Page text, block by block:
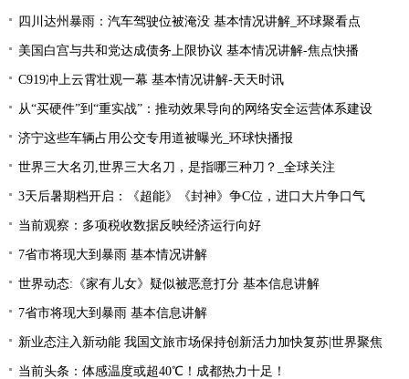
四川达州暴雨：汽车驾驶位被淹没 基本情况讲解_环球聚看点
美国白宫与共和党达成债务上限协议 基本情况讲解-焦点快播
C919冲上云霄壮观一幕 基本情况讲解-天天时讯
从“买硬件”到“重实战”：推动效果导向的网络安全运营体系建设
济宁这些车辆占用公交专用道被曝光_环球快播报
世界三大名刃,世界三大名刀，是指哪三种刀？_全球关注
3天后暑期档开启：《超能》《封神》争C位，进口大片争口气
当前观察：多项税收数据反映经济运行向好
7省市将现大到暴雨 基本情况讲解
世界动态:《家有儿女》疑似被恶意打分 基本信息讲解
7省市将现大到暴雨 基本信息讲解
新业态注入新动能 我国文旅市场保持创新活力加快复苏|世界聚焦
当前头条：体感温度或超40℃！成都热力十足！